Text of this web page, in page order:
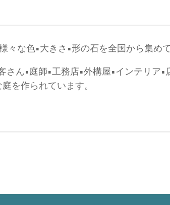
々な色•大きさ•形の石を全国から集め
さん•庭師•工務店•外構屋•インテリア
を作られています。